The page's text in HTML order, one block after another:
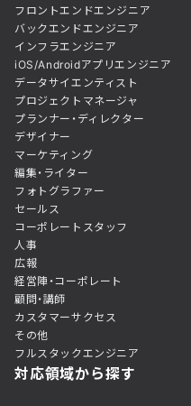
フロントエンドエンジニア
バックエンドエンジニア
インフラエンジニア
iOS/Androidアプリエンジニア
データサイエンティスト
プロジェクトマネージャ
プランナー・ディレクター
デザイナー
マーケティング
編集・ライター
フォトグラファー
セールス
コーポレートスタッフ
人事
広報
経営陣・コーポレート
顧問・講師
カスタマーサクセス
その他
フルスタックエンジニア
対応領域から探す